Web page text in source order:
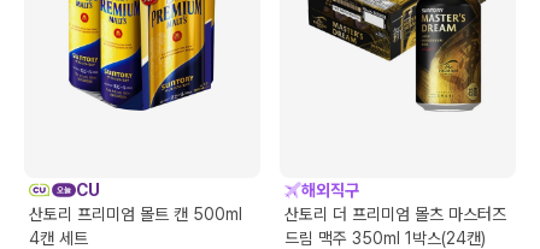
CU
산토리 프리미엄 몰트 캔 500ml
4캔 세트
해외직구
산토리 더 프리미엄 몰츠 마스터즈
드림 맥주 350ml 1박스(24캔)